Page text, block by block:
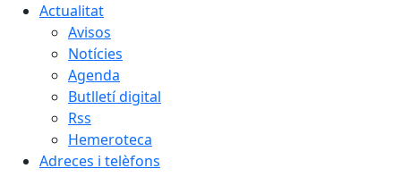
Actualitat
Avisos
Notícies
Agenda
Butlletí digital
Rss
Hemeroteca
Adreces i telèfons